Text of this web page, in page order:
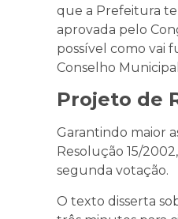
que a Prefeitura
aprovada pelo
possível como vai
Conselho
Projeto de
Garantindo maior
Resolução 15/
segunda votação.
O texto disserta